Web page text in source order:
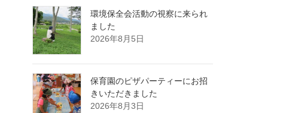
環境保全会活動の視察に来られ
ました
2026年8月5日
保育園のピザパーティーにお招
きいただきました
2026年8月3日